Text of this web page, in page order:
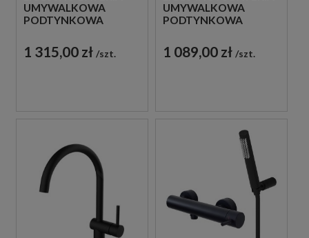
UMYWALKOWA
PODTYNKOWA
CZARNA
1 315,00 zł szt.
UMYWALKOWA
PODTYNKOWA
CZARNA
1 089,00 zł szt.